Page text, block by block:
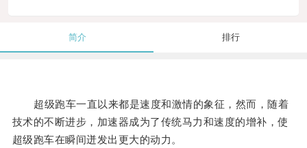
简介 排行
超级跑车一直以来都是速度和激情的象征，然而，随着
技术的不断进步，加速器成为了传统马力和速度的增补，使
超级跑车在瞬间迸发出更大的动力。